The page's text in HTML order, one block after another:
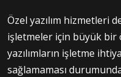
Özel yazılım hizmetleri
işletmeler için büyük bir
yazılımların işletme
sağlamaması